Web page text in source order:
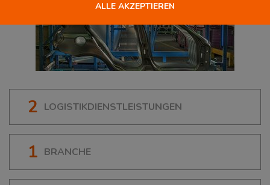
2 LOGISTIKDIENSTLEISTUNGEN
1 BRANCHE
ALLE AKZEPTIEREN